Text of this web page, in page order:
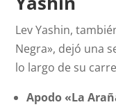
Lev Yashin,
Negra», dejó una
lo largo de su
Apodo «La